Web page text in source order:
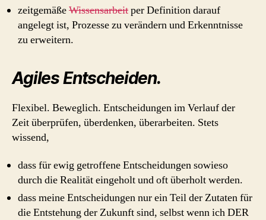
zeitgemäßeWissensarbeitper Definition darauf
angelegt ist, Prozesse zu verändern und Erkenntnisse
zu erweitern.
Agiles Entscheiden.
Flexibel. Beweglich. Entscheidungen im Verlauf der
Zeit überprüfen, überdenken, überarbeiten. Stets
wissend,
dass für ewig getroffene Entscheidungen sowieso
durch die Realität eingeholt und oft überholt werden.
dass meine Entscheidungen nur ein Teil der Zutaten für
die Entstehung der Zukunft sind, selbst wenn ich DER